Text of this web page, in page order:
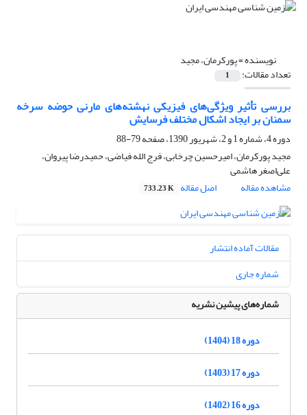
نویسنده =پورکرمان، مجید
تعداد مقالات: 1
بررسی تأثیر ویژگی‌های فیزیکی نهشته‌های مارنی حوضه سرخه
سمنان بر ایجاد اشکال مختلف فرسایش
دوره 4، شماره 1 و 2، شهریور 1390، صفحه
79-88
مجید پورکرمان، امیرحسین چرخابی، فرج الله فیاضی، حمیدرضا پیروان،
علی‌اصغر هاشمی
مشاهده مقاله
اصل مقاله 733.23 K
مقالات آماده انتشار
شماره جاری
شماره‌های پیشین نشریه
دوره 18 (1404)
دوره 17 (1403)
دوره 16 (1402)